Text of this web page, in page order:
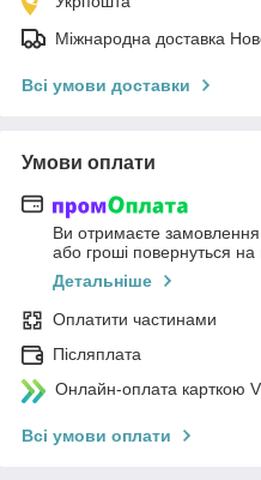
Міжнародна доставка
Всі умови доставки
Умови оплати
Ви отримаєте замовлення
або гроші повернуться на
Детальніше
Оплатити частинами
Післяплата
Онлайн-оплата карткою
Всі умови оплати